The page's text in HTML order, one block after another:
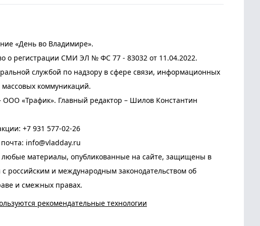
«День во Владимире».
о регистрации СМИ ЭЛ № ФС 77 - 83032 от 11.04.2022.
службой по надзору в сфере связи, информационных
массовых коммуникаций.
ООО «Трафик». Главный редактор – Шилов Константин
+7 931 577-02-26
info@vladday.ru
любые материалы, опубликованные на сайте, защищены в
с российским и международным законодательством об
и смежных правах.
рекомендательные технологии